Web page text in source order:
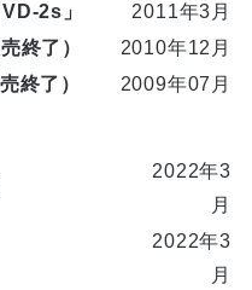
2s」
2011年3月
終了）
2010年12月
終了）
2009年07月
2022年3
月
2022年3
月